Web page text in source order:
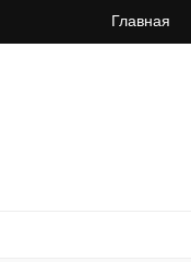
Главная